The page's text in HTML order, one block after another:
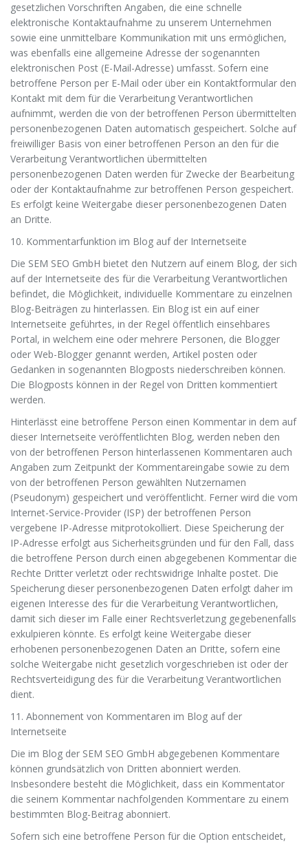
gesetzlichen Vorschriften Angaben, die eine schnelle
elektronische Kontaktaufnahme zu unserem Unternehmen
sowie eine unmittelbare Kommunikation mit uns ermöglichen,
was ebenfalls eine allgemeine Adresse der sogenannten
elektronischen Post (E-Mail-Adresse) umfasst. Sofern eine
betroffene Person per E-Mail oder über ein Kontaktformular den
Kontakt mit dem für die Verarbeitung Verantwortlichen
aufnimmt, werden die von der betroffenen Person übermittelten
personenbezogenen Daten automatisch gespeichert. Solche auf
freiwilliger Basis von einer betroffenen Person an den für die
Verarbeitung Verantwortlichen übermittelten
personenbezogenen Daten werden für Zwecke der Bearbeitung
oder der Kontaktaufnahme zur betroffenen Person gespeichert.
Es erfolgt keine Weitergabe dieser personenbezogenen Daten
an Dritte.
10. Kommentarfunktion im Blog auf der Internetseite
Die SEM SEO GmbH bietet den Nutzern auf einem Blog, der sich
auf der Internetseite des für die Verarbeitung Verantwortlichen
befindet, die Möglichkeit, individuelle Kommentare zu einzelnen
Blog-Beiträgen zu hinterlassen. Ein Blog ist ein auf einer
Internetseite geführtes, in der Regel öffentlich einsehbares
Portal, in welchem eine oder mehrere Personen, die Blogger
oder Web-Blogger genannt werden, Artikel posten oder
Gedanken in sogenannten Blogposts niederschreiben können.
Die Blogposts können in der Regel von Dritten kommentiert
werden.
Hinterlässt eine betroffene Person einen Kommentar in dem auf
dieser Internetseite veröffentlichten Blog, werden neben den
von der betroffenen Person hinterlassenen Kommentaren auch
Angaben zum Zeitpunkt der Kommentareingabe sowie zu dem
von der betroffenen Person gewählten Nutzernamen
(Pseudonym) gespeichert und veröffentlicht. Ferner wird die vom
Internet-Service-Provider (ISP) der betroffenen Person
vergebene IP-Adresse mitprotokolliert. Diese Speicherung der
IP-Adresse erfolgt aus Sicherheitsgründen und für den Fall, dass
die betroffene Person durch einen abgegebenen Kommentar die
Rechte Dritter verletzt oder rechtswidrige Inhalte postet. Die
Speicherung dieser personenbezogenen Daten erfolgt daher im
eigenen Interesse des für die Verarbeitung Verantwortlichen,
damit sich dieser im Falle einer Rechtsverletzung gegebenenfalls
exkulpieren könnte. Es erfolgt keine Weitergabe dieser
erhobenen personenbezogenen Daten an Dritte, sofern eine
solche Weitergabe nicht gesetzlich vorgeschrieben ist oder der
Rechtsverteidigung des für die Verarbeitung Verantwortlichen
dient.
11. Abonnement von Kommentaren im Blog auf der
Internetseite
Die im Blog der SEM SEO GmbH abgegebenen Kommentare
können grundsätzlich von Dritten abonniert werden.
Insbesondere besteht die Möglichkeit, dass ein Kommentator
die seinem Kommentar nachfolgenden Kommentare zu einem
bestimmten Blog-Beitrag abonniert.
Sofern sich eine betroffene Person für die Option entscheidet,